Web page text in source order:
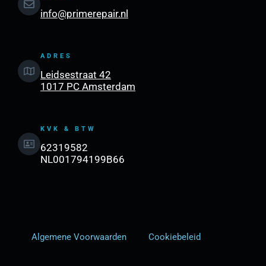
info@primerepair.nl
ADRES
Leidsestraat 42
1017 PC Amsterdam
KVK & BTW
62319582
NL001794199B66
Algemene Voorwaarden Cookiebeleid